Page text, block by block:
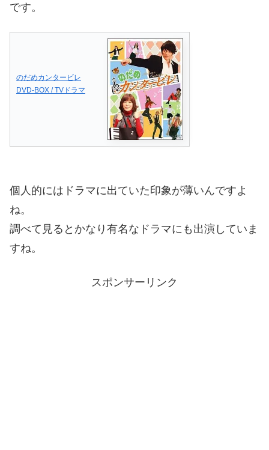
です。
のだめカンタービレ
DVD-BOX / TVドラマ
個人的にはドラマに出ていた印象が薄いんですよ
ね。
調べて見るとかなり有名なドラマにも出演していま
すね。
スポンサーリンク